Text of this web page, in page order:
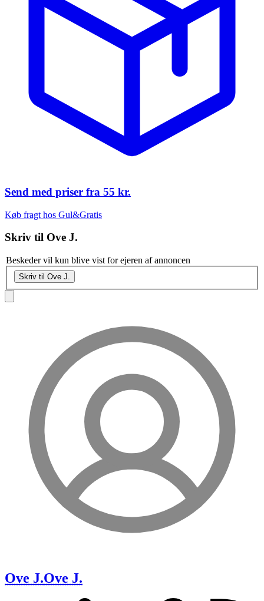
Send med priser fra 55 kr.
Køb fragt hos Gul&Gratis
Skriv til Ove J.
Beskeder vil kun blive vist for ejeren af annoncen
Skriv til Ove J.
Ove J.Ove J.